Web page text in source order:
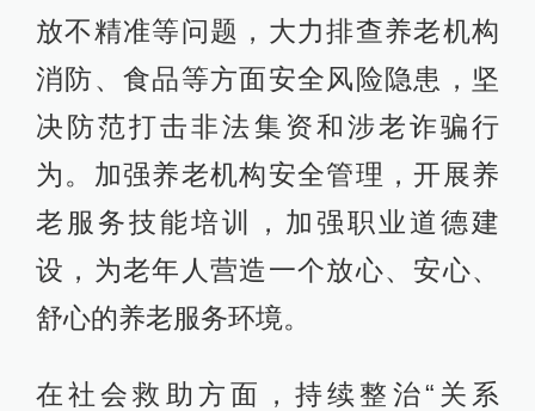
放不精准等问题，大力排查养老机构
消防、食品等方面安全风险隐患，坚
决防范打击非法集资和涉老诈骗行
为。加强养老机构安全管理，开展养
老服务技能培训，加强职业道德建
设，为老年人营造一个放心、安心、
舒心的养老服务环境。
在社会救助方面，持续整治“关系